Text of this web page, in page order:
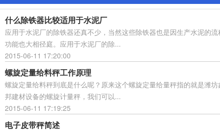
什么除铁器比较适用于水泥厂
应用于水泥厂的除铁器还真不少，当然这些除铁器也是因生产水泥的流
功能也大相径庭。应用于水泥厂的除...
2015-06-11 17:20:00
螺旋定量给料秤工作原理
螺旋定量给料秤到底是什么呢？原来这个螺旋定量给量秤指的就是潍坊
邦建材设备的螺旋计量秤，我们可以...
2015-06-11 17:19:25
电子皮带秤简述